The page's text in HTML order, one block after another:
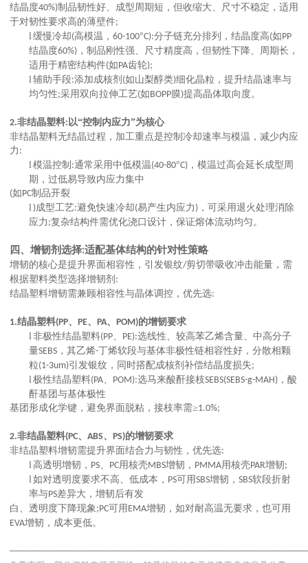
结晶度40%)制品韧性好、成型周期短，但收缩大、尺寸不稳定，适用
于对韧性要求高的薄壁件;
l缓慢冷却(高模温， 60-100°C):分子链充分排列，结晶度高(如PP
结晶度60%) ，制品刚性强、尺寸精度高，但韧性下降、周期长，
适用于精密结构件(如PA齿轮);
l辅助手段:添加成核剂 (如山梨醇类)细化晶粒，提升结晶速率与
均匀性;采用双向拉伸工艺(如BOPP膜)提高晶体取向度。
2.非结晶塑料:以“控制内应力”为核心
非结晶塑料无结晶过程，加工重点是控制冷却速率与模温，减少内应
力 :
l模温控制 :通常采用中低模温(40-80°C) ，模温过高会延长成型周
期，过低易导致内应力集中
(如PC制品开裂
l )成型工艺:避免快速冷却(易产生内应力 ) ，可采用退火处理消除
应力 ;复杂结构件需优化浇口设计，保证熔体流动均匀。
四、增韧剂选择:适配基体结构的针对性策略
增韧的核心是提升界面相容性，引发银纹/剪切带吸收冲击能量，需
根据塑料类型选择增韧剂 :
结晶塑料增韧需兼顾相容性与晶体调控，优先选:
1.结晶塑料(PP、 PE、 PA、 POM)的增韧要求
l非极性结晶塑料(PP、 PE):选线性、较高苯乙烯含量、中高分子
量SEBS ，其乙烯-丁烯软段与基体非极性链相容性好，分散相颗
粒(1-3um)引发银纹，同时搭配成核剂补偿结晶度损失;
l极性结晶塑料(PA、 POM):选马来酸酐接枝SEBS(SEBS-g-MAH) ，酸
酐基团与基体极性
基团形成化学键，避免界面脱粘，接枝率需≥1.0%;
2.非结晶塑料(PC、 ABS、 PS)的增韧要求
非结晶塑料增韧需提升界面结合力与韧性，优先选:
l 高透明增韧， PS、 PC用核壳MBS增韧， PMMA用核壳PAR增韧 ;
l如对透明度要求不高、低成本， PS可用SBS增韧， SBS软段折射
率与PS差异大，增韧后有发
白、透明度下降现象;PC可用 EMA增韧，如对耐高温无要求，也可用
EVA增韧，成本更低。